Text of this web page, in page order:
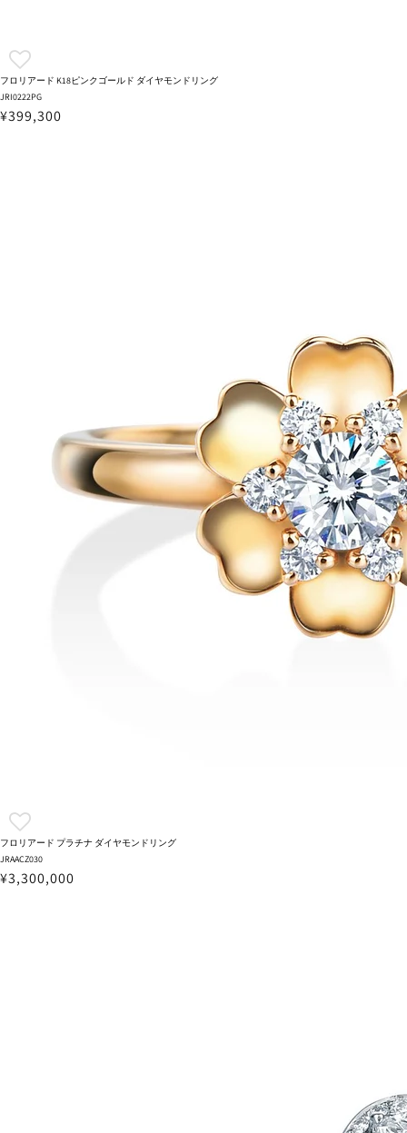
フロリアード K18ピンクゴールド ダイヤモンドリング
JRI0222PG
¥399,300
フロリアード プラチナ ダイヤモンドリング
JRAACZ030
¥3,300,000